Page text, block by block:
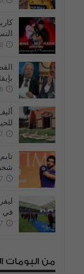
18
18
17
17
في
17
من البومات